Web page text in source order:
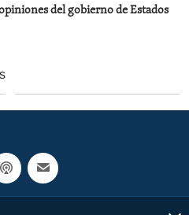
del gobierno de Estados